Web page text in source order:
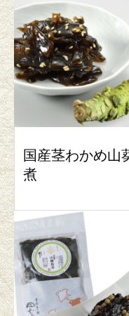
国産茎わかめ山
煮